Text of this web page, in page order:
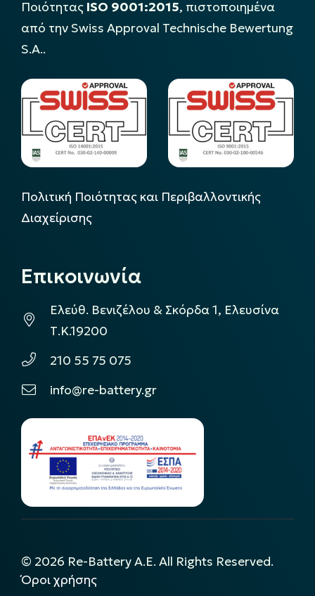
Ποιότητας ISO 9001:2015, πιστοποιημένα
από την Swiss Approval Technische Bewertung
S.A..
Πολιτική Ποιότητας και Περιβαλλοντικής
Διαχείρισης
Επικοινωνία
Ελεύθ. Βενιζέλου & Σκόρδα 1, Ελευσίνα
Τ.Κ.19200
210 55 75 075
info@re-battery.gr
© 2026 Re-Battery A.E. All Rights Reserved.
Όροι χρήσης